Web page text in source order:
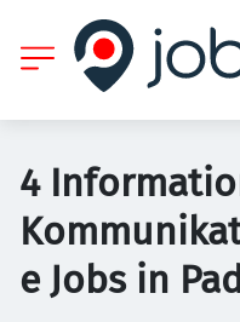
4
e Jobs in